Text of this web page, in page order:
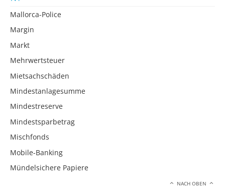
Mallorca-Police
Margin
Markt
Mehrwertsteuer
Mietsachschäden
Mindestanlagesumme
Mindestreserve
Mindestsparbetrag
Mischfonds
Mobile-Banking
Mündelsichere Papiere
NACH OBEN